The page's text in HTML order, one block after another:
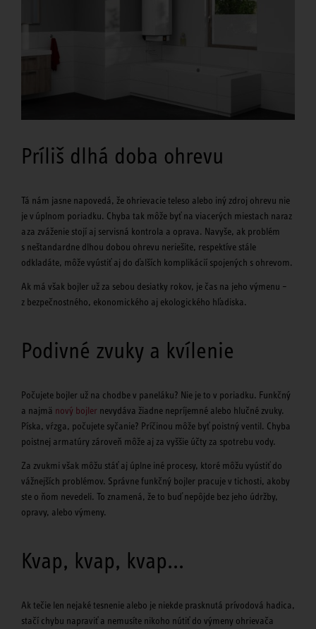
Príliš dlhá doba ohrevu
Tá nám jasne napovedá, že ohrievacie teleso alebo iný zdroj ohrevu nie
je v úplnom poriadku. Chyba tak môže byť na viacerých miestach naraz
a za zváženie stojí aj servisná kontrola a oprava. Navyše, ak problém
s neštandardne dlhou dobou ohrevu neriešite, respektíve stále
odkladáte, môže vyústiť aj do ďalších komplikácií spojených s ohrevom.
Ak má však bojler už za sebou desiatky rokov, je čas na jeho výmenu –
z bezpečnostného, ekonomického aj ekologického hľadiska.
Podivné zvuky a kvílenie
Počujete bojler už na chodbe v paneláku? Nie je to v poriadku. Funkčný
a najmä nový bojler nevydáva žiadne nepríjemné alebo hlučné zvuky.
Píska, vŕzga, počujete syčanie? Príčinou môže byť poistný ventil. Chyba
poistnej armatúry zároveň môže aj za vyššie účty za spotrebu vody.
Za zvukmi však môžu stáť aj úplne iné procesy, ktoré môžu vyústiť do
vážnejších problémov. Správne funkčný bojler pracuje v tichosti, akoby
ste o ňom nevedeli. To znamená, že to buď nepôjde bez jeho údržby,
opravy, alebo výmeny.
Kvap, kvap, kvap...
Ak tečie len nejaké tesnenie alebo je niekde prasknutá prívodová hadica,
stačí chybu napraviť a nemusíte nikoho nútiť do výmeny ohrievača